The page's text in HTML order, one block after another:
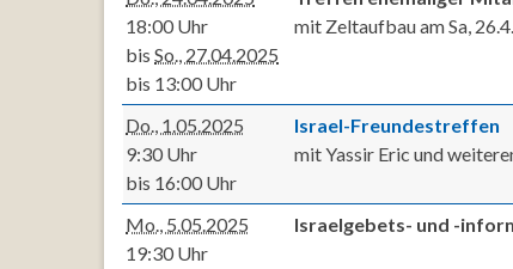
18:00 Uhr
bis So., 27.04.2025
bis 13:00 Uhr
mit Zeltaufbau am Sa,
Do., 1.05.2025
9:30 Uhr
bis 16:00 Uhr
Israel-Freundestreffen
mit Yassir Eric und
Mo., 5.05.2025
19:30 Uhr
Israelgebets- und -